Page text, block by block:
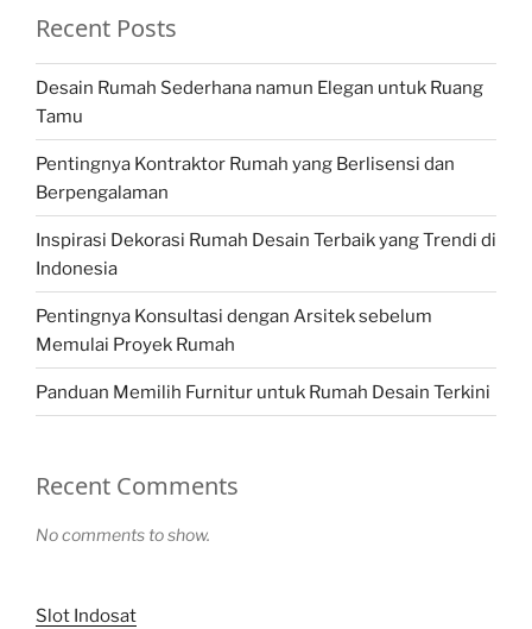
Recent Posts
Desain Rumah Sederhana namun Elegan untuk Ruang
Tamu
Pentingnya Kontraktor Rumah yang Berlisensi dan
Berpengalaman
Inspirasi Dekorasi Rumah Desain Terbaik yang Trendi di
Indonesia
Pentingnya Konsultasi dengan Arsitek sebelum
Memulai Proyek Rumah
Panduan Memilih Furnitur untuk Rumah Desain Terkini
Recent Comments
No comments to show.
Slot Indosat